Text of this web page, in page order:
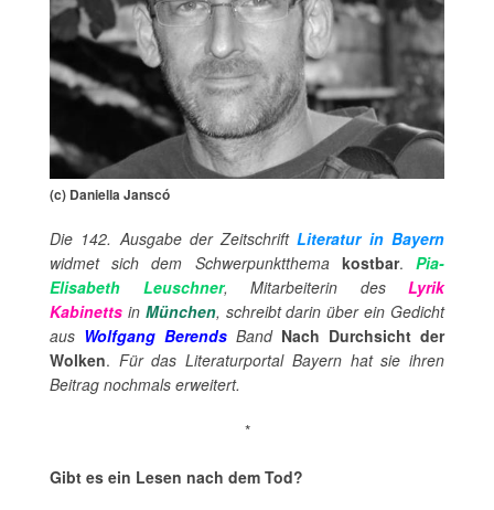
(c) Daniella Janscó
Die 142. Ausgabe der ZeitschriftLiteratur in Bayern
widmet sich dem Schwerpunktthema kostbar.Pia-
Elisabeth Leuschner, Mitarbeiterin des Lyrik
Kabinetts in München, schreibt darin über ein Gedicht
aus Wolfgang Berends Band Nach Durchsicht der
Wolken. Für das Literaturportal Bayern hat sie ihren
Beitrag nochmals erweitert.
*
Gibt es ein Lesen nach dem Tod?